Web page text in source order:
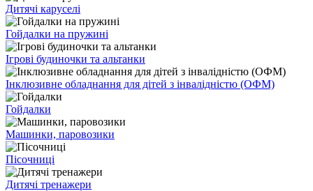
Дитячі каруселі
Гойдалки на пружині
Ігрові будиночки та альтанки
Інклюзивне обладнання для дітей з інвалідністю (ОФМ)
Гойдалки
Машинки, паровозики
Пісочниці
Дитячі тренажери